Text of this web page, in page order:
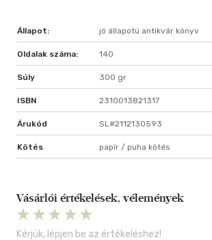
Állapot: jó állapotú antikvár könyv
Oldalak száma: 140
Súly 300 gr
ISBN 2310013821317
Árukód SL#2112130593
Kötés papír / puha kötés
Vásárlói értékelések, vélemények
Kérjük, lépjen be az értékeléshez!